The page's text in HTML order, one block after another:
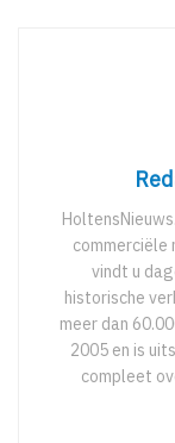
commerciële
vindt u
historische
meer dan
2005 en is
compleet